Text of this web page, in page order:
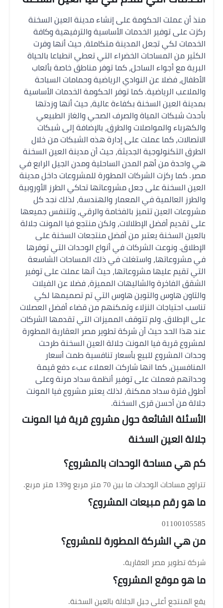
منذ أن عملت الحكومة على إنشاء مدينة العين السخنة
ركزت على توفير الخدمات الأساسية والترفيهية وكافة
الخدمات لكي تجعل المدينة متكاملة، حيث أنها وفرت
الكثير من المساحات الخضراء التي تعطي انطباعا بالحياة
البرية مع أجواء الساحل، كما توفر مناطق خاصة بألعاب
الأطفال، فضلا عن النوادي الرياضية وحمامات السباحة
والملاعب الرياضية. كما توفر الحكومة الخدمات الأساسية
بمدينة العين السخنة بكفاءة عالية، حيث أنها وزدتها
بأحدث شبكات المياة والصرف الصحي والغاز الطبيعي
والكهرباء والمواصلات والطرق، بالإضافة إلى شبكات
الاتصالات، كما عملت على إدارة هذه الشبكات من خلال
الطرق التكنولوجية الجديثة، حيث أن مدينة العين السخنة
هي واحدة من أهم المدن الساحلية ومدن الجيل الرابع في
مصر. كما ركزت الشركات المطورة للمشروعات داخل مدينة
العين السخنة على جعل مشروعاتها تحاكي الطرز الأوروبية
والطرز العالمية في المعمار والهندسة، لذلك نجد كل
مشروعات العين تتميز بالفخامة والرقي، وتتنفس جميعها
على تقديم أفضل الإطلالات، ولكن منتجع فيا المونت جلالة
بالعين السخنة يعتبر من أفضل منتجعات السخنة على
الإطلاق. ونوعت الشركات في أنواع الوحدات التي توفرها
في مشروعاتها، واستغلت في ذلك المساحات الشاسعة
التي تقيم عليها مشروعاتها، حيث أنها عملت على توفير
الشقق الفاخرة والشاليهات المميزة، فضلا عن الفيلات
والتاون هاوس والتوين هاوس التي تم تصميمها لكي
تناسب احتياجات النزلاء وتمكنهم من قضاء أفضل العصلات
على الإطلاق. ولم تتوقف المميزات التي تقدمها الشركات
عند هذا الحد حيث أن شركة تطوير مصر العقارية المطورة
لمشروع قرية فيا المونت جلالة العين السخنة طرحت
وحدات المشروع للبيع بأسعار تنافسية طمت أسعار
المنافسين، كما انها شاركت العملاء عبء دفع قيمة
وحداتهم فعملت على توفير أنظمة سداد مرنة وعلى
أطول فترة سداد ممكنة، لذلك يعتبر مشروع فيا المونت
جلالة من أحسن قرى السخنة.
الأسئلة الشائعة حول مشروع قرية فيا المونت
جلالة العين السخنة
كم هي مساحة الوحدات بالمشروع؟
تتراوح مساحات الوحدات ما بين 70 متر مربع و139 متر مربع.
ما هو رقم مبيعات المشروع؟
01100105585
من هي الشركة المطورة للمشروع؟
شركة تطوير مصر العقارية.
ما هو موقع المشروع؟
يقع المنتجع أعلى جبل الجلالة بالعين السخنة.